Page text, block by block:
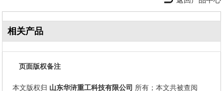
相关产品
页面版权备注
本文版权归 山东华浒重工科技有限公司 所有；本文共被查阅